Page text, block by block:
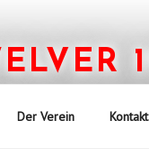
Der Verein Kontakt